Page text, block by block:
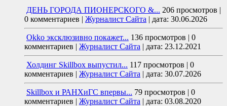
ДЕНЬ ГОРОДА ПИОНЕРСКОГО &... 206 просмотров |
0 комментариев | Журналист Сайта | дата: 30.06.2026
Okko эксклюзивно покажет... 136 просмотров | 0
комментариев | Журналист Сайта | дата: 23.12.2021
Холдинг Skillbox выпустил... 117 просмотров | 0
комментариев | Журналист Сайта | дата: 30.07.2026
Skillbox и РАНХиГС впервы... 79 просмотров | 0
комментариев | Журналист Сайта | дата: 03.08.2020